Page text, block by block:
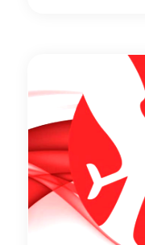
Скопје” број
(три) години
Договорот за
понудувач.